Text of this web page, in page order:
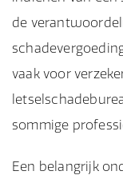
de
vaak voor
sommige
Een belangrijk